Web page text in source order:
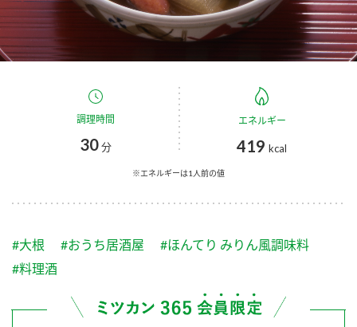
つゆ
スープ 中華
ふりかけ おすしの素
炊き込みご飯の素 米飯用調味液
Fibee（ファイビー）
くらしプラ酢
お酢ドリンク
つゆ
納豆のサイト
三ツ判山吹
国内事業概要
企業理念
ミツカンの歴史
ミツカンを知る
環境への取り組み
お客様相談センター
お客様の声をいかしました
調理時間
30分
エネルギー
419 kcal
※エネルギーは1人前の値
#大根 #おうち居酒屋
#ほんてり みりん風調味料
#料理酒